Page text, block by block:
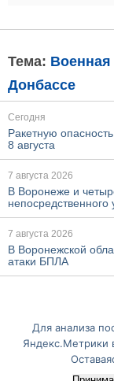
Тема: Военная
Донбассе
Сегодня
Ракетную
8 августа
7 августа 2026
В Воронеже и
7 августа 2026
В Воронежской
атаки БПЛА
Перейти на
Для анализа
Яндекс.Метрики